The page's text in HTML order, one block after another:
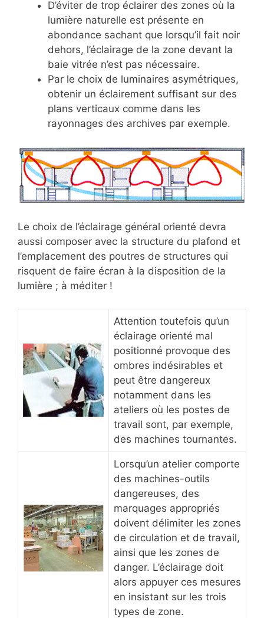
D’éviter de trop éclairer des zones où la
lumière naturelle est présente en
abondance sachant que lorsqu’il fait noir
dehors, l’éclairage de la zone devant la
baie vitrée n’est pas nécessaire.
Par le choix de luminaires asymétriques,
obtenir un éclairement suffisant sur des
plans verticaux comme dans les
rayonnages des archives par exemple.
Le choix de l’éclairage général orienté devra
aussi composer avec la structure du plafond et
l’emplacement des poutres de structures qui
risquent de faire écran à la disposition de la
lumière ; à méditer !
Attention toutefois qu’un
éclairage orienté mal
positionné provoque des
ombres indésirables et
peut être dangereux
notamment dans les
ateliers où les postes de
travail sont, par exemple,
des machines tournantes.
Lorsqu’un atelier comporte
des machines-outils
dangereuses, des
marquages appropriés
doivent délimiter les zones
de circulation et de travail,
ainsi que les zones de
danger. L’éclairage doit
alors appuyer ces mesures
en insistant sur les trois
types de zone.